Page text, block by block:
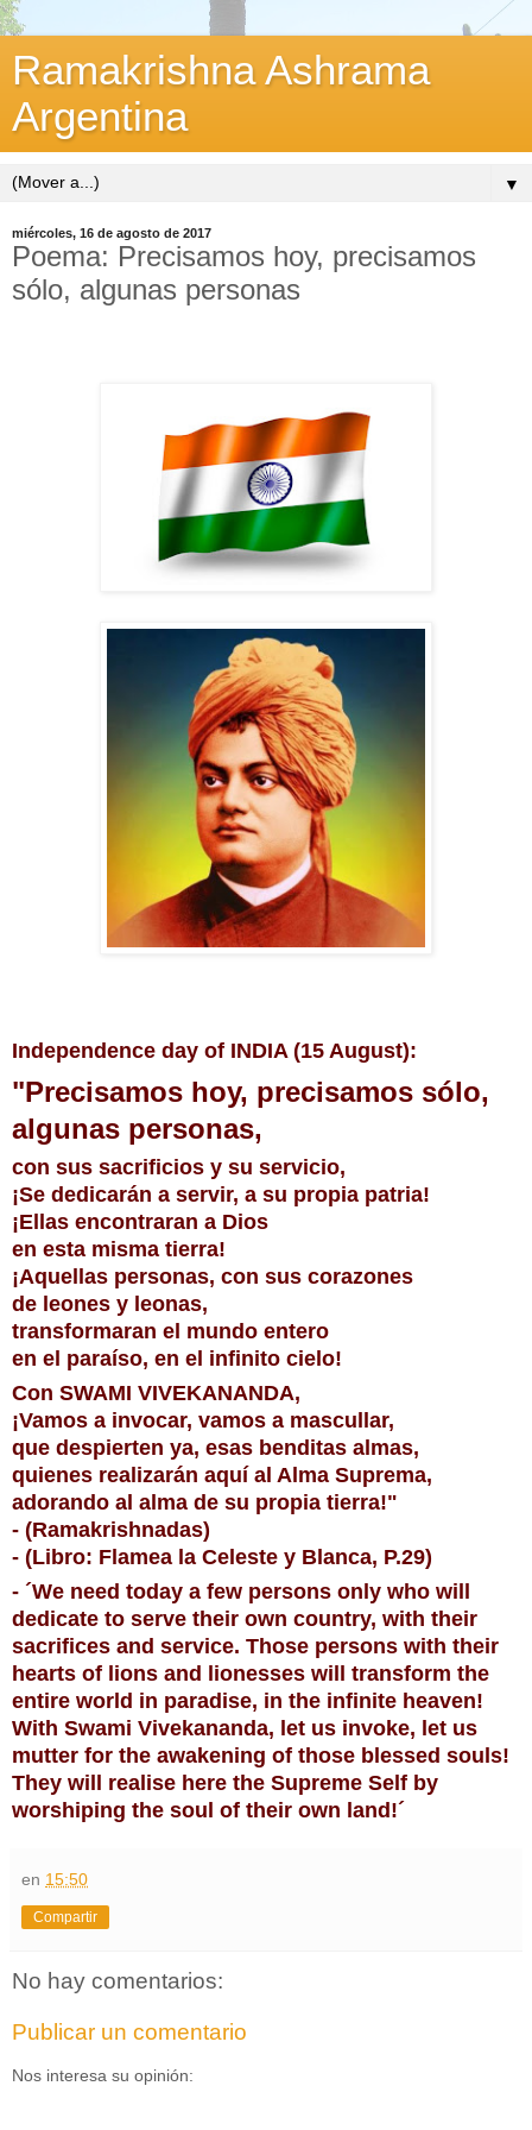
Ramakrishna Ashrama
Argentina
▼
miércoles, 16 de agosto de 2017
Poema: Precisamos hoy, precisamos
sólo, algunas personas
Independence day of INDIA (15 August):
"Precisamos hoy, precisamos sólo,
algunas personas,
con sus sacrificios y su servicio,
¡Se dedicarán a servir, a su propia patria!
¡Ellas encontraran a Dios
en esta misma tierra!
¡Aquellas personas, con sus corazones
de leones y leonas,
transformaran el mundo entero
en el paraíso, en el infinito cielo!
Con SWAMI VIVEKANANDA,
¡Vamos a invocar, vamos a mascullar,
que despierten ya, esas benditas almas,
quienes realizarán aquí al Alma Suprema,
adorando al alma de su propia tierra!"
- (Ramakrishnadas)
- (Libro: Flamea la Celeste y Blanca, P.29)
- ´We need today a few persons only who will
dedicate to serve their own country, with their
sacrifices and service. Those persons with their
hearts of lions and lionesses will transform the
entire world in paradise, in the infinite heaven!
With Swami Vivekananda, let us invoke, let us
mutter for the awakening of those blessed souls!
They will realise here the Supreme Self by
worshiping the soul of their own land!´
en 15:50
Compartir
No hay comentarios:
Publicar un comentario
Nos interesa su opinión: